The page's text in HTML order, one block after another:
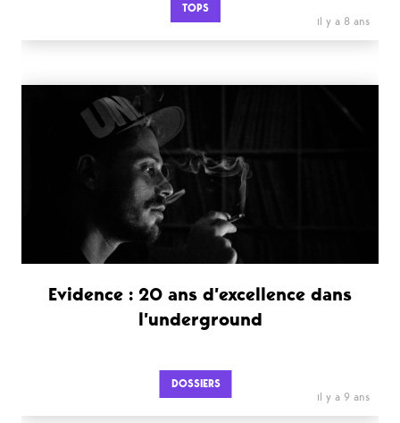
TOPS
il y a 8 ans
Evidence : 20 ans d’excellence dans
l’underground
DOSSIERS
il y a 9 ans